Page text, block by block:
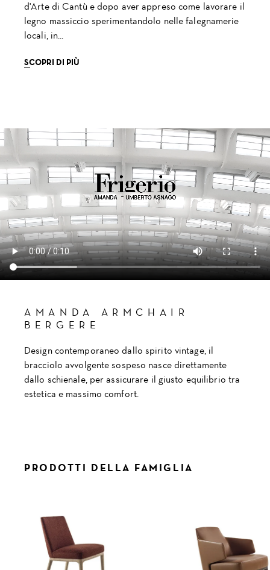
d'Arte di Cantù e dopo aver appreso come lavorare il
legno massiccio sperimentandolo nelle falegnamerie
locali, in...
SCOPRI DI PIÙ
AMANDA ARMCHAIR
BERGERE
Design contemporaneo dallo spirito vintage, il
bracciolo avvolgente sospeso nasce direttamente
dallo schienale, per assicurare il giusto equilibrio tra
estetica e massimo comfort.
PRODOTTI DELLA FAMIGLIA